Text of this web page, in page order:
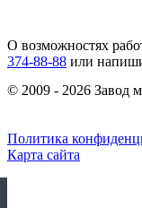
О возможностях
374-88-88 или
© 2009 - 2026 Завод
Политика
Карта сайта